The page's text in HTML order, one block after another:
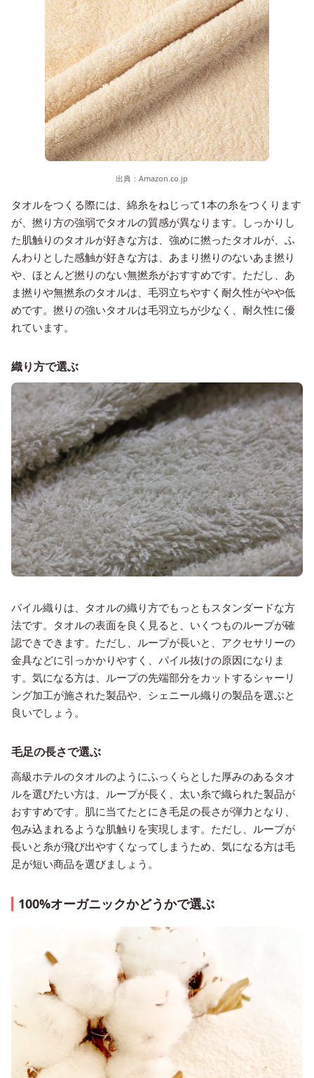
出典： Amazon.co.jp
タオルをつくる際には、綿糸をねじって1本の糸をつくります
が、撚り方の強弱でタオルの質感が異なります。しっかりし
た肌触りのタオルが好きな方は、強めに撚ったタオルが、ふ
んわりとした感触が好きな方は、あまり撚りのないあま撚り
や、ほとんど撚りのない無撚糸がおすすめです。ただし、あ
ま撚りや無撚糸のタオルは、毛羽立ちやすく耐久性がやや低
めです。撚りの強いタオルは毛羽立ちが少なく、耐久性に優
れています。
織り方で選ぶ
パイル織りは、タオルの織り方でもっともスタンダードな方
法です。タオルの表面を良く見ると、いくつものループが確
認できできます。ただし、ループが長いと、アクセサリーの
金具などに引っかかりやすく、パイル抜けの原因になりま
す。気になる方は、ループの先端部分をカットするシャーリ
ング加工が施された製品や、シェニール織りの製品を選ぶと
良いでしょう。
毛足の長さで選ぶ
高級ホテルのタオルのようにふっくらとした厚みのあるタオ
ルを選びたい方は、ループが長く、太い糸で織られた製品が
おすすめです。肌に当てたとにき毛足の長さが弾力となり、
包み込まれるような肌触りを実現します。ただし、ループが
長いと糸が飛び出やすくなってしまうため、気になる方は毛
足が短い商品を選びましょう。
100%オーガニックかどうかで選ぶ